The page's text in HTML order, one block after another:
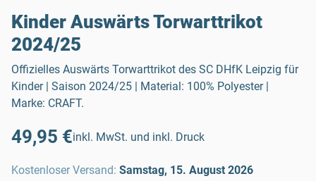
Kinder Auswärts Torwarttrikot
2024/25
Offizielles Auswärts Torwarttrikot des SC DHfK Leipzig für
Kinder | Saison 2024/25 | Material: 100% Polyester |
Marke: CRAFT.
49,95 €inkl. MwSt. und inkl. Druck
Kostenloser Versand: Samstag, 15. August 2026